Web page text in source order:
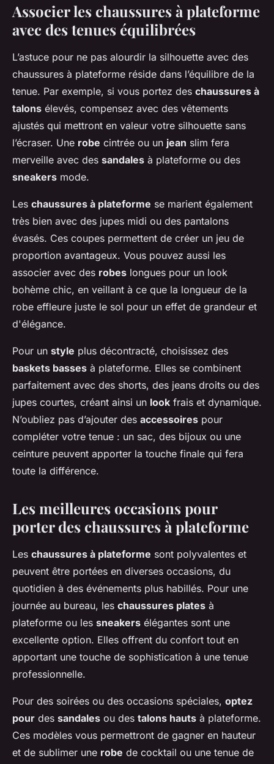
Associer les chaussures à plateforme
avec des tenues équilibrées
L’astuce pour ne pas alourdir la silhouette avec des
chaussures à plateforme réside dans l’équilibre de la
tenue. Par exemple, si vous portez des chaussures à
talons élevés, compensez avec des vêtements
ajustés qui mettront en valeur votre silhouette sans
l’écraser. Une robe cintrée ou un jean slim fera
merveille avec des sandales à plateforme ou des
sneakers mode.
Les chaussures à plateforme se marient également
très bien avec des jupes midi ou des pantalons
évasés. Ces coupes permettent de créer un jeu de
proportion avantageux. Vous pouvez aussi les
associer avec des robes longues pour un look
bohème chic, en veillant à ce que la longueur de la
robe effleure juste le sol pour un effet de grandeur et
d'élégance.
Pour un style plus décontracté, choisissez des
baskets basses à plateforme. Elles se combinent
parfaitement avec des shorts, des jeans droits ou des
jupes courtes, créant ainsi un look frais et dynamique.
N’oubliez pas d’ajouter des accessoires pour
compléter votre tenue : un sac, des bijoux ou une
ceinture peuvent apporter la touche finale qui fera
toute la différence.
Les meilleures occasions pour
porter des chaussures à plateforme
Les chaussures à plateforme sont polyvalentes et
peuvent être portées en diverses occasions, du
quotidien à des événements plus habillés. Pour une
journée au bureau, les chaussures plates à
plateforme ou les sneakers élégantes sont une
excellente option. Elles offrent du confort tout en
apportant une touche de sophistication à une tenue
professionnelle.
Pour des soirées ou des occasions spéciales, optez
pour des sandales ou des talons hauts à plateforme.
Ces modèles vous permettront de gagner en hauteur
et de sublimer une robe de cocktail ou une tenue de